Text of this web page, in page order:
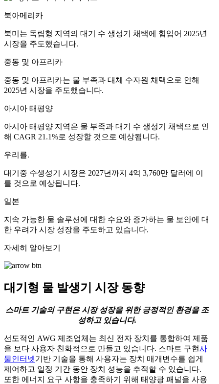
북아메리카
북미는 독립형 지역의 대기 수 생성기 채택에 힘입어 2025년
시장을 주도했습니다.
중동 및 아프리카
중동 및 아프리카는 물 부족과 대체 수자원 채택으로 인해
2025년 시장을 주도했습니다.
아시아 태평양
아시아 태평양 지역은 물 부족과 대기 수 생성기 채택으로 인
해 CAGR 21.1%로 성장할 것으로 예상됩니다.
우리를.
대기중 수생성기 시장은 2027년까지 4억 3,760만 달러에 이
를 것으로 예상됩니다.
일본
지속 가능한 물 솔루션에 대한 수요와 증가하는 물 보안에 대
한 우려가 시장 성장을 주도하고 있습니다.
자세히 알아보기
대기형 물 발생기 시장 동향
스마트 기술의 구현은 시장 성장을 위한 긍정적인 환경을 조
성하고 있습니다.
선도적인 AWG 제조업체는 최신 전자 장치를 통합하여 제품
을 보다 사용자 친화적으로 만들고 있습니다. 스마트 구현사
물인터넷기반 기술을 통해 사용자는 장치 매개변수를 쉽게
제어하고 일정 기간 동안 장치 성능을 추적할 수 있습니다.
또한 에너지 요구 사항을 충족하기 위해 태양광 패널을 사용